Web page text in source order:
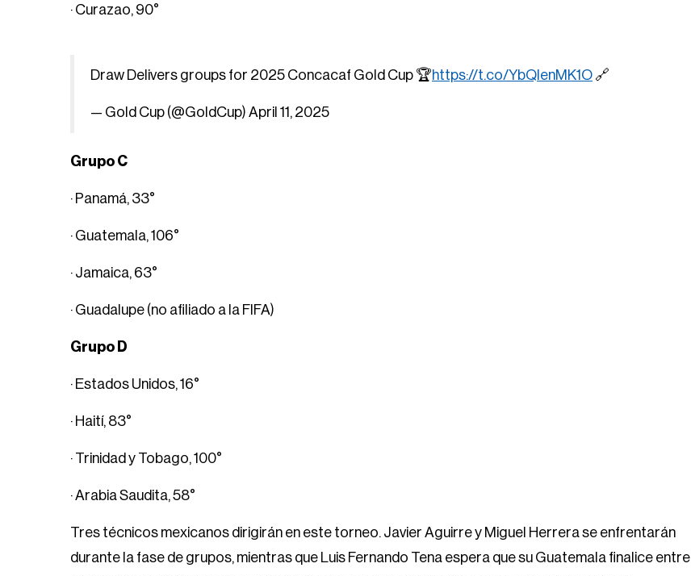
· Curazao, 90°
Draw Delivers groups for 2025 Concacaf Gold Cup 🏆https://t.co/YbQIenMK1O 🔗
— Gold Cup (@GoldCup) April 11, 2025
Grupo C
· Panamá, 33°
· Guatemala, 106°
· Jamaica, 63°
· Guadalupe (no afiliado a la FIFA)
Grupo D
· Estados Unidos, 16°
· Haití, 83°
· Trinidad y Tobago, 100°
· Arabia Saudita, 58°
Tres técnicos mexicanos dirigirán en este torneo. Javier Aguirre y Miguel Herrera se enfrentarán
durante la fase de grupos, mientras que Luis Fernando Tena espera que su Guatemala finalice entre